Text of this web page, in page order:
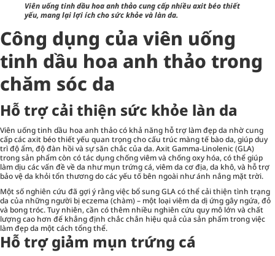
Viên uống tinh dầu hoa anh thảo cung cấp nhiều axit béo thiết
yếu, mang lại lợi ích cho sức khỏe và làn da.
Công dụng của viên uống
tinh dầu hoa anh thảo trong
chăm sóc da
Hỗ trợ cải thiện sức khỏe làn da
Viên uống tinh dầu hoa anh thảo có khả năng hỗ trợ làm đẹp da nhờ cung
cấp các axit béo thiết yếu quan trọng cho cấu trúc màng tế bào da, giúp duy
trì độ ẩm, độ đàn hồi và sự săn chắc của da. Axit Gamma-Linolenic (GLA)
trong sản phẩm còn có tác dụng chống viêm và chống oxy hóa, có thể giúp
làm dịu các vấn đề về da như mụn trứng cá, viêm da cơ địa, da khô, và hỗ trợ
bảo vệ da khỏi tổn thương do các yếu tố bên ngoài như ánh nắng mặt trời.
Một số nghiên cứu đã gợi ý rằng việc bổ sung GLA có thể cải thiện tình trạng
da của những người bị eczema (chàm) – một loại viêm da dị ứng gây ngứa, đỏ
và bong tróc. Tuy nhiên, cần có thêm nhiều nghiên cứu quy mô lớn và chất
lượng cao hơn để khẳng định chắc chắn hiệu quả của sản phẩm trong việc
làm đẹp da một cách tổng thể.
Hỗ trợ giảm mụn trứng cá